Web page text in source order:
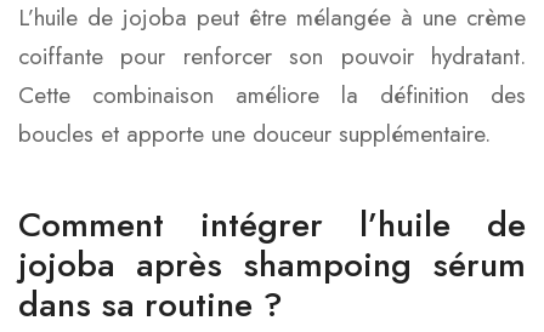
L’huile de jojoba peut être mélangée à une crème
coiffante pour renforcer son pouvoir hydratant.
Cette combinaison améliore la définition des
boucles et apporte une douceur supplémentaire.
Comment intégrer l’huile de
jojoba après shampoing sérum
dans sa routine ?